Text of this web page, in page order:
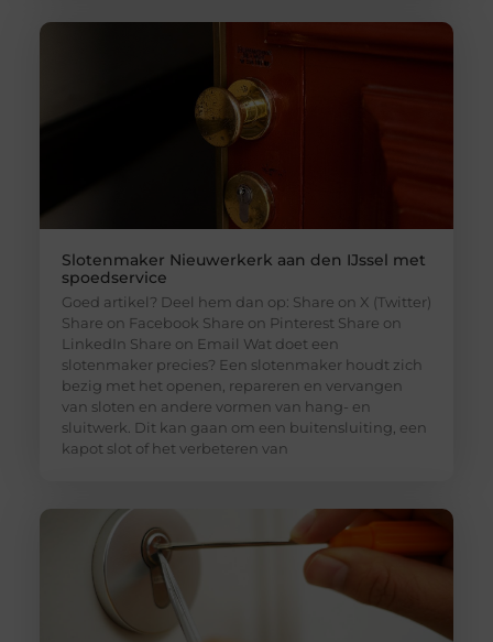
Slotenmaker Nieuwerkerk aan den IJssel met
spoedservice
Goed artikel? Deel hem dan op: Share on X (Twitter)
Share on Facebook Share on Pinterest Share on
LinkedIn Share on Email Wat doet een
slotenmaker precies? Een slotenmaker houdt zich
bezig met het openen, repareren en vervangen
van sloten en andere vormen van hang- en
sluitwerk. Dit kan gaan om een buitensluiting, een
kapot slot of het verbeteren van